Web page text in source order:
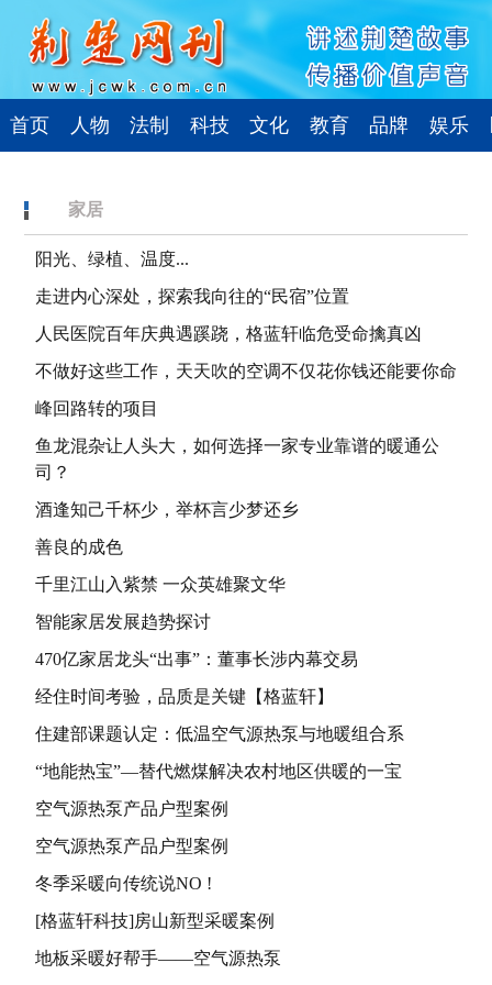
首页 人物 法制 科技 文化 教育 品牌 娱乐
家居
阳光、绿植、温度...
走进内心深处，探索我向往的“民宿”位置
人民医院百年庆典遇蹊跷，格蓝轩临危受命擒真凶
不做好这些工作，天天吹的空调不仅花你钱还能要你命
峰回路转的项目
鱼龙混杂让人头大，如何选择一家专业靠谱的暖通公
司？
酒逢知己千杯少，举杯言少梦还乡
善良的成色
千里江山入紫禁 一众英雄聚文华
智能家居发展趋势探讨
470亿家居龙头“出事”：董事长涉内幕交易
经住时间考验，品质是关键【格蓝轩】
住建部课题认定：低温空气源热泵与地暖组合系
“地能热宝”—替代燃煤解决农村地区供暖的一宝
空气源热泵产品户型案例
空气源热泵产品户型案例
冬季采暖向传统说NO !
[格蓝轩科技]房山新型采暖案例
地板采暖好帮手——空气源热泵